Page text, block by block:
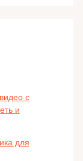
с
и
для